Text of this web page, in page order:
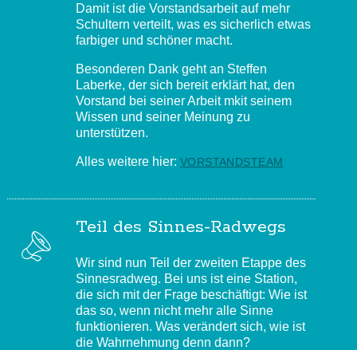
Damit ist die Vorstandsarbeit auf mehr
Schultern verteilt, was es sicherlich etwas
farbiger und schöner macht.
Besonderen Dank geht an Steffen
Laberke, der sich bereit erklärt hat, den
Vorstand bei seiner Arbeit mkit seinem
Wissen und seiner Meinung zu
unterstützen.
Alles weitere hier: VORSTANDSTEAM
Teil des Sinnes-Radwegs
Wir sind nun Teil der zweiten Etappe des
Sinnesradweg. Bei uns ist eine Station,
die sich mit der Frage beschäftigt: Wie ist
das so, wenn nicht mehr alle Sinne
funktionieren. Was verändert sich, wie ist
die Wahrnehmung denn dann?